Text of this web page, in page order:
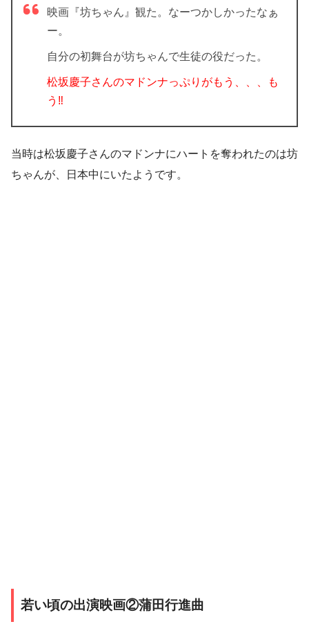
映画『坊ちゃん』観た。なーつかしかったなぁ
ー。
自分の初舞台が坊ちゃんで生徒の役だった。
松坂慶子さんのマドンナっぷりがもう、、、も
う‼︎
当時は松坂慶子さんのマドンナにハートを奪われたのは坊
ちゃんが、日本中にいたようです。
若い頃の出演映画②蒲田行進曲